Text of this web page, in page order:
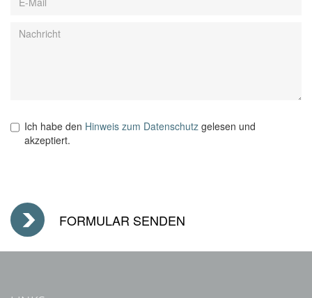
Ich habe den Hinweis zum Datenschutz gelesen und
akzeptiert.